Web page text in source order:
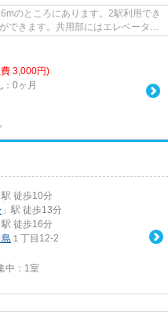
のところにあります。2駅利用でき
できます。共用部にはエレベータ・
3,000円)
0ヶ月
駅 徒歩10分
」駅 徒歩13分
駅 徒歩16分
島 １丁目12-2
中： 1室